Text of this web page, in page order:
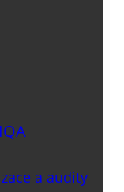
a audity